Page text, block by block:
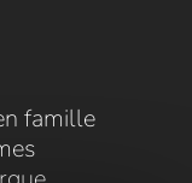
famille